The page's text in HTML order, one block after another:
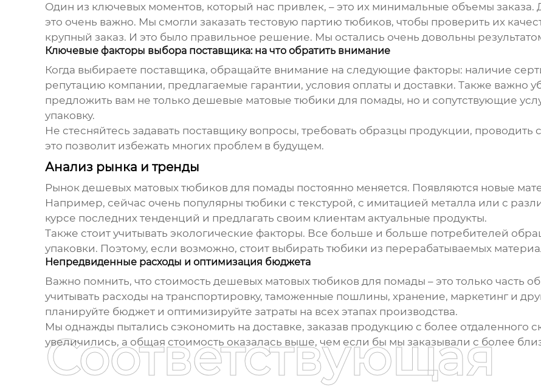
Один из ключевых моментов, который нас привлек, – это их минимальные объемы
это очень важно. Мы смогли заказать тестовую партию тюбиков, чтобы проверить их
крупный заказ. И это было правильное решение. Мы остались очень довольны
Ключевые факторы выбора поставщика: на что обратить внимание
Когда выбираете поставщика, обращайте внимание на следующие факторы: наличие
репутацию компании, предлагаемые гарантии, условия оплаты и доставки. Также важно
предложить вам не только дешевые матовые тюбики для помады, но и сопутствующие
упаковку.
Не стесняйтесь задавать поставщику вопросы, требовать образцы продукции, проводить
это позволит избежать многих проблем в будущем.
Анализ рынка и тренды
Рынок дешевых матовых тюбиков для помады постоянно меняется. Появляются новые
Например, сейчас очень популярны тюбики с текстурой, с имитацией металла или с
курсе последних тенденций и предлагать своим клиентам актуальные продукты.
Также стоит учитывать экологические факторы. Все больше и больше потребителей
упаковки. Поэтому, если возможно, стоит выбирать тюбики из перерабатываемых
Непредвиденные расходы и оптимизация бюджета
Важно помнить, что стоимость дешевых матовых тюбиков для помады – это только часть
учитывать расходы на транспортировку, таможенные пошлины, хранение, маркетинг и
планируйте бюджет и оптимизируйте затраты на всех этапах производства.
Мы однажды пытались сэкономить на доставке, заказав продукцию с более отдаленного
увеличились, а общая стоимость оказалась выше, чем если бы мы заказывали с более
Соответствующая